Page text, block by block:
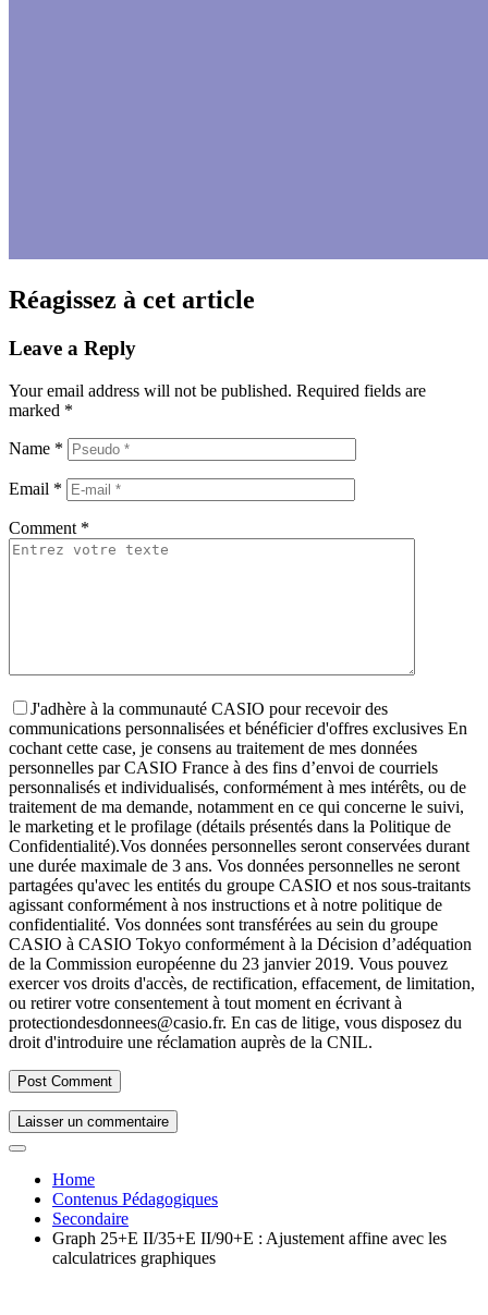
Réagissez à cet article
Leave a Reply
Your email address will not be published. Required fields are
marked *
Name *
Email *
Comment *
J'adhère à la communauté CASIO pour recevoir des
communications personnalisées et bénéficier d'offres exclusives En
cochant cette case, je consens au traitement de mes données
personnelles par CASIO France à des fins d’envoi de courriels
personnalisés et individualisés, conformément à mes intérêts, ou de
traitement de ma demande, notamment en ce qui concerne le suivi,
le marketing et le profilage (détails présentés dans la Politique de
Confidentialité).Vos données personnelles seront conservées durant
une durée maximale de 3 ans. Vos données personnelles ne seront
partagées qu'avec les entités du groupe CASIO et nos sous-traitants
agissant conformément à nos instructions et à notre politique de
confidentialité. Vos données sont transférées au sein du groupe
CASIO à CASIO Tokyo conformément à la Décision d’adéquation
de la Commission européenne du 23 janvier 2019. Vous pouvez
exercer vos droits d'accès, de rectification, effacement, de limitation,
ou retirer votre consentement à tout moment en écrivant à
protectiondesdonnees@casio.fr. En cas de litige, vous disposez du
droit d'introduire une réclamation auprès de la CNIL.
Laisser un commentaire
Home
Contenus Pédagogiques
Secondaire
Graph 25+E II/35+E II/90+E : Ajustement affine avec les
calculatrices graphiques